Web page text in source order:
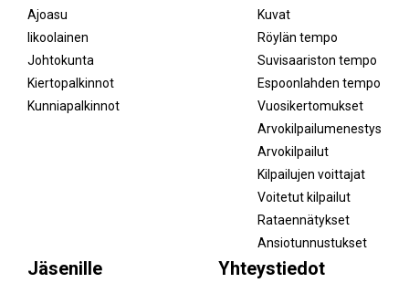
Ajoasu
Iikoolainen
Johtokunta
Kiertopalkinnot
Kunniapalkinnot
Kuvat
Röylän tempo
Suvisaariston tempo
Espoonlahden tempo
Vuosikertomukset
Arvokilpailumenestys
Arvokilpailut
Kilpailujen voittajat
Voitetut kilpailut
Rataennätykset
Ansiotunnustukset
Jäsenille Yhteystiedot